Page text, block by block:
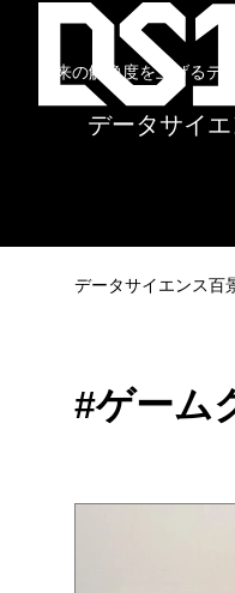
未来の解像度を上げるデ
データサイ
データサイエンス百
#ゲーム